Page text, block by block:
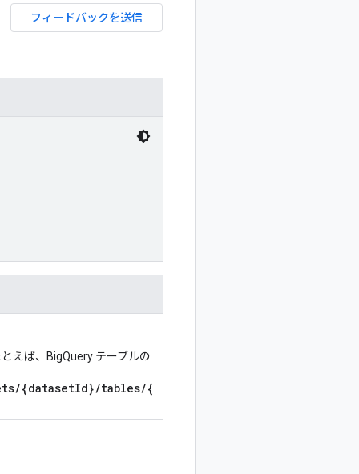
フィードバックを送信
えば、BigQuery テーブルの
{datasetId}/tables/{